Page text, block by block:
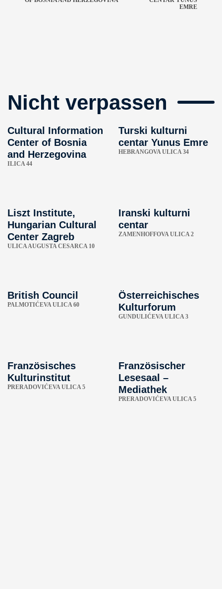
EMRE
Nicht verpassen
Cultural Information
Center of Bosnia
and Herzegovina
ILICA 44
Turski kulturni
centar Yunus Emre
HEBRANGOVA ULICA 34
Liszt Institute,
Hungarian Cultural
Center Zagreb
ULICA AUGUSTA CESARCA 10
Iranski kulturni
centar
ZAMENHOFFOVA ULICA 2
British Council
PALMOTIĆEVA ULICA 60
Österreichisches
Kulturforum
GUNDULIĆEVA ULICA 3
Französisches
Kulturinstitut
PRERADOVIĆEVA ULICA 5
Französischer
Lesesaal –
Mediathek
PRERADOVIĆEVA ULICA 5